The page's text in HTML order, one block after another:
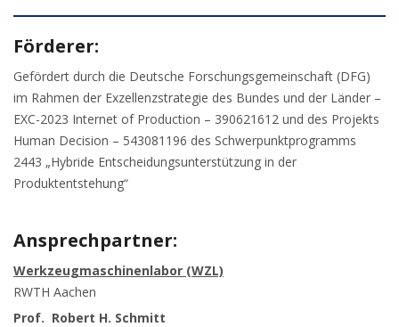
Förderer:
Gefördert durch die Deutsche Forschungsgemeinschaft (DFG)
im Rahmen der Exzellenzstrategie des Bundes und der Länder –
EXC-2023 Internet of Production – 390621612 und des Projekts
Human Decision – 543081196 des Schwerpunktprogramms
2443 „Hybride Entscheidungsunterstützung in der
Produktentstehung“
Ansprechpartner:
Werkzeugmaschinenlabor (WZL)
RWTH Aachen
Prof. Robert H. Schmitt